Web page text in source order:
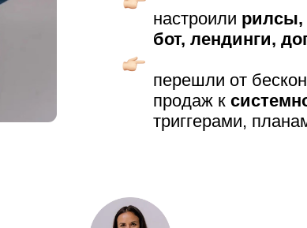
настроили рилсы,
бот, лендинги,
перешли от
продаж к
триггерами,